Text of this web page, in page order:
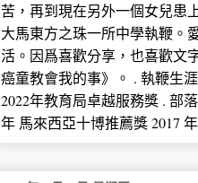
苦，再到現在另外一個女兒患
大馬東方之珠一所中學執鞭。
活。因爲喜歡分享，也喜歡文
癌童教會我的事》。 . 執鞭生
2022年教育局卓越服務獎 . 部
年 馬來西亞十博推薦獎 2017